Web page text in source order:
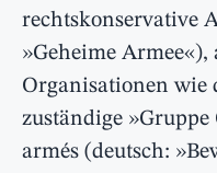
rechtskonservative
»Geheime
Organisationen wie
zuständige
armés (deutsch: